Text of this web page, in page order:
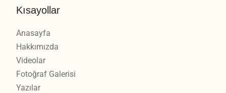
Kısayollar
Anasayfa
Hakkımızda
Videolar
Fotoğraf Galerisi
Yazılar